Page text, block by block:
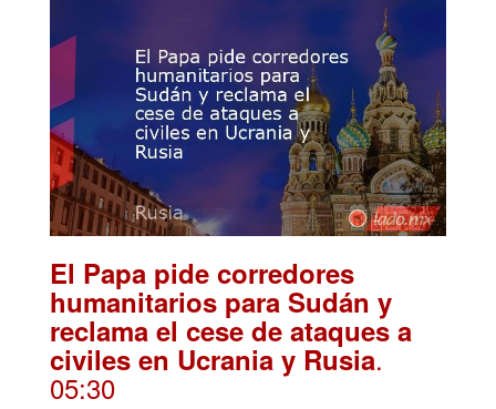
El Papa pide corredores
humanitarios para Sudán y
reclama el cese de ataques a
civiles en Ucrania y Rusia.
05:30